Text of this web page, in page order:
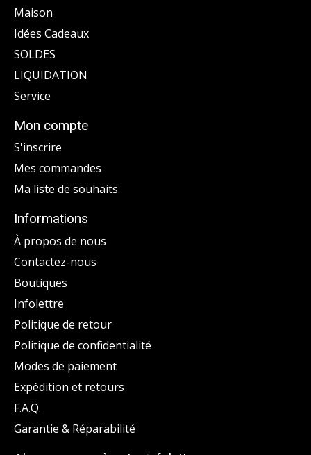
Maison
Idées Cadeaux
SOLDES
LIQUIDATION
Service
Mon compte
S'inscrire
Mes commandes
Ma liste de souhaits
Informations
À propos de nous
Contactez-nous
Boutiques
Infolettre
Politique de retour
Politique de confidentialité
Modes de paiement
Expédition et retours
F.A.Q.
Garantie & Réparabilité